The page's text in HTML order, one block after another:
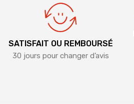
SATISFAIT OU REMBOURSÉ
30 jours pour changer d’avis